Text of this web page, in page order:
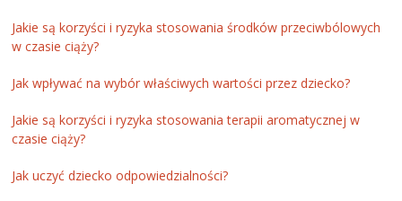
Jakie są korzyści i ryzyka stosowania środków przeciwbólowych
w czasie ciąży?
Jak wpływać na wybór właściwych wartości przez dziecko?
Jakie są korzyści i ryzyka stosowania terapii aromatycznej w
czasie ciąży?
Jak uczyć dziecko odpowiedzialności?